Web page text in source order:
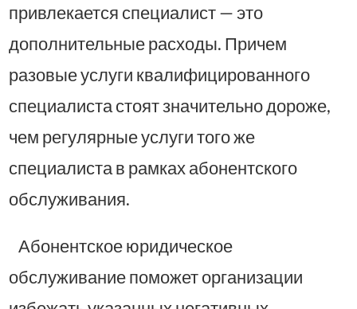
привлекается специалист — это
дополнительные расходы. Причем
разовые услуги квалифицированного
специалиста стоят значительно дороже,
чем регулярные услуги того же
специалиста в рамках абонентского
обслуживания.
Абонентское юридическое
обслуживание поможет организации